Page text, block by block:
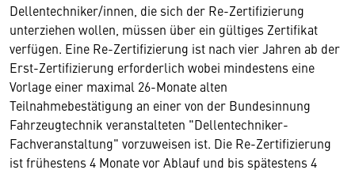
Dellentechniker/innen, die sich der Re-Zertifizierung
unterziehen wollen, müssen über ein gültiges Zertifikat
verfügen. Eine Re-Zertifizierung ist nach vier Jahren ab der
Erst-Zertifizierung erforderlich wobei mindestens eine
Vorlage einer maximal 26-Monate alten
Teilnahmebestätigung an einer von der Bundesinnung
Fahrzeugtechnik veranstalteten "Dellentechniker-
Fachveranstaltung" vorzuweisen ist. Die Re-Zertifizierung
ist frühestens 4 Monate vor Ablauf und bis spätestens 4